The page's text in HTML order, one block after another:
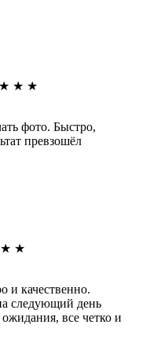
★ ★ ★
фото. Быстро,
превзошёл
★ ★
и качественно.
следующий день
ожидания, все четко и